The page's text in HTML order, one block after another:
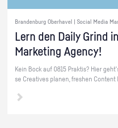
Brandenburg Oberhavel | Social Media
Lern den Daily Grind
Mar­ke­ting Agen­cy!
Kein Bock auf 0815 Prak­tis? Hier
se Crea­ti­ves pla­nen, fres­hen